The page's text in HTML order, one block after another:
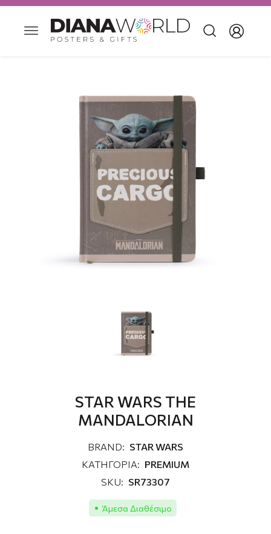
STAR WARS THE
MANDALORIAN
BRAND: STAR WARS
ΚΑΤΗΓΟΡΙΑ: PREMIUM
SKU: SR73307
Άμεσα Διαθέσιμο